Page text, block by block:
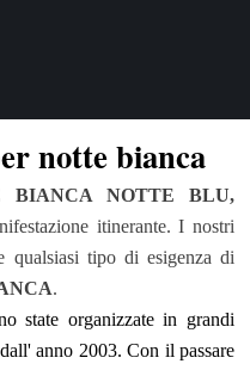
notte bianca
BIANCA NOTTE BLU,
itinerante. I nostri
qualsiasi tipo di esigenza di
.
state organizzate in grandi
anno 2003. Con il passare